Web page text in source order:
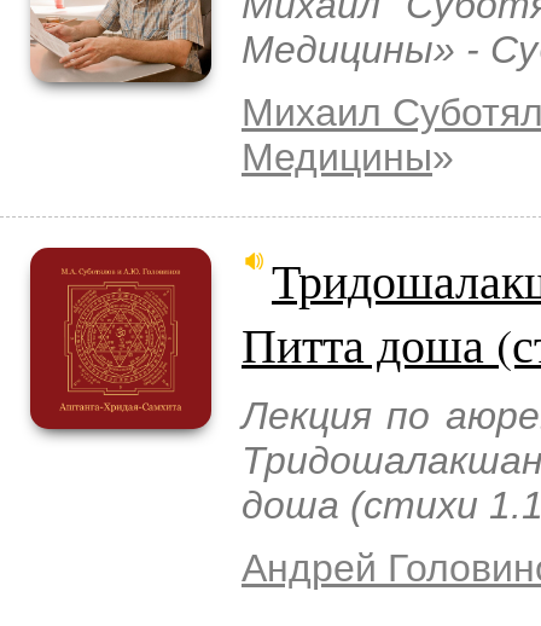
Медицины» -
Михаил
Медицины»
Питта доша
Лекция по
доша (стихи
Андрей